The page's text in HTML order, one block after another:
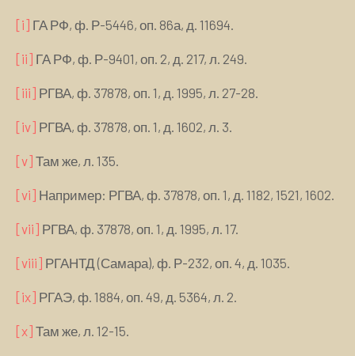
[i] ГА РФ, ф. Р-5446, оп. 86а, д. 11694.
[ii] ГА РФ, ф. Р-9401, оп. 2, д. 217, л. 249.
[iii] РГВА, ф. 37878, оп. 1, д. 1995, л. 27-28.
[iv] РГВА, ф. 37878, оп. 1, д. 1602, л. 3.
[v] Там же, л. 135.
[vi] Например: РГВА, ф. 37878, оп. 1, д. 1182, 1521, 1602.
[vii] РГВА, ф. 37878, оп. 1, д. 1995, л. 17.
[viii] РГАНТД (Самара), ф. Р-232, оп. 4, д. 1035.
[ix] РГАЭ, ф. 1884, оп. 49, д. 5364, л. 2.
[x] Там же, л. 12-15.